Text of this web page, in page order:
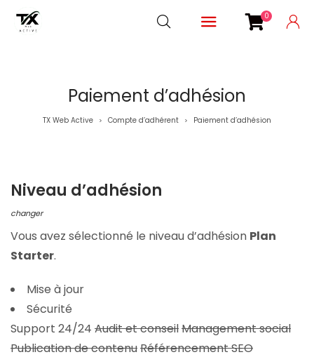
0
Paiement d’adhésion
TX Web Active > Compte d’adhérent > Paiement d’adhésion
Niveau d’adhésion
changer
Vous avez sélectionné le niveau d’adhésion Plan
Starter.
Mise à jour
Sécurité
Support 24/24 Audit et conseilManagement social
Publication de contenuRéférencement SEO